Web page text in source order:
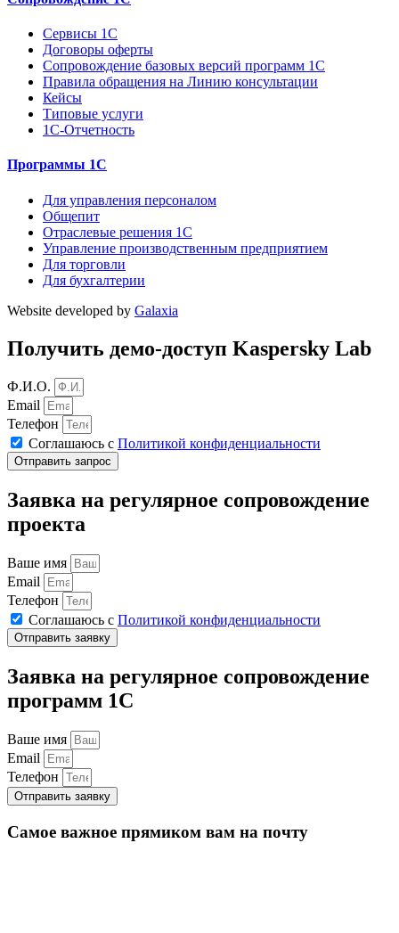
Сервисы 1С
Договоры оферты
Сопровождение базовых версий программ 1С
Правила обращения на Линию консультации
Кейсы
Типовые услуги
1С-Отчетность
Программы 1С
Для управления персоналом
Общепит
Отраслевые решения 1С
Управление производственным предприятием
Для торговли
Для бухгалтерии
Website developed by Galaxia
Получить демо-доступ Kaspersky Lab
Ф.И.О.
Email
Телефон
Соглашаюсь с Политикой конфиденциальности
Отправить запрос
Заявка на регулярное сопровождение
проекта
Ваше имя
Email
Телефон
Соглашаюсь с Политикой конфиденциальности
Отправить заявку
Заявка на регулярное сопровождение
программ 1С
Ваше имя
Email
Телефон
Отправить заявку
Самое важное прямиком вам на почту